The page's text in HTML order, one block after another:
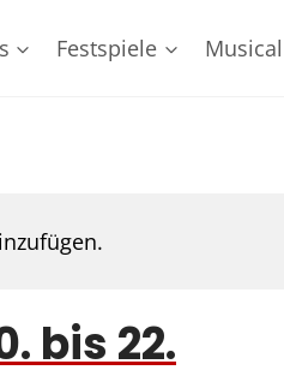
Festspiele Musical
bis 22.